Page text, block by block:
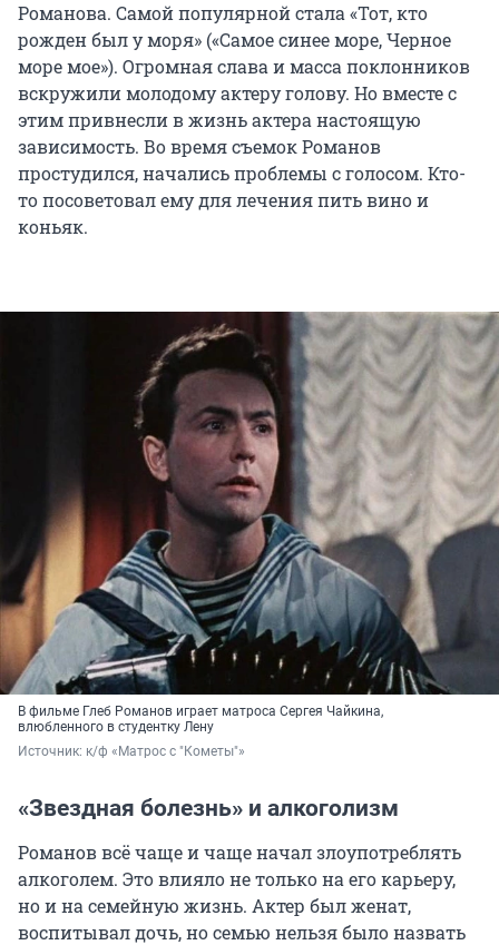
Романова. Самой популярной стала «Тот, кто
рожден был у моря» («Самое синее море, Черное
море мое»). Огромная слава и масса поклонников
вскружили молодому актеру голову. Но вместе с
этим привнесли в жизнь актера настоящую
зависимость. Во время съемок Романов
простудился, начались проблемы с голосом. Кто-
то посоветовал ему для лечения пить вино и
коньяк.
В фильме Глеб Романов играет матроса Сергея Чайкина,
влюбленного в студентку Лену
Источник: к/ф «Матрос с "Кометы"»
«Звездная болезнь» и алкоголизм
Романов всё чаще и чаще начал злоупотреблять
алкоголем. Это влияло не только на его карьеру,
но и на семейную жизнь. Актер был женат,
воспитывал дочь, но семью нельзя было назвать